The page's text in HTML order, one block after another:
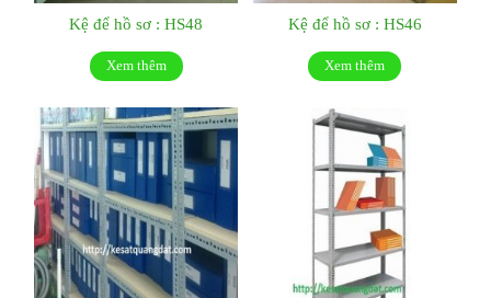
Kệ để hồ sơ : HS48
Xem thêm
Kệ để hồ sơ : HS46
Xem thêm